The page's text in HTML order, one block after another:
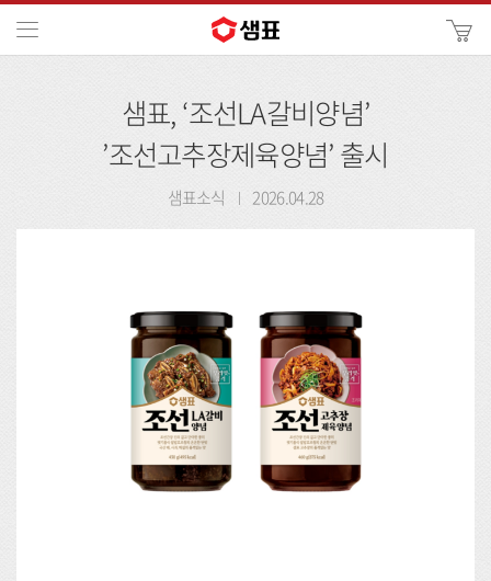
색
샘표, ‘조선LA갈비양념’
’조선고추장제육양념’ 출시
샘표소식 2026.04.28